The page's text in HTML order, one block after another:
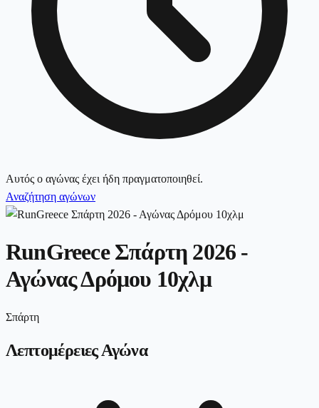
Αυτός ο αγώνας έχει ήδη πραγματοποιηθεί.
Αναζήτηση αγώνων
RunGreece Σπάρτη 2026 -
Αγώνας Δρόμου 10χλμ
Σπάρτη
Λεπτομέρειες Αγώνα